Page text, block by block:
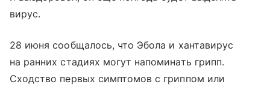
вирус.
28 июня сообщалось, что Эбола и хантавирус
на ранних стадиях могут напоминать грипп.
Сходство первых симптомов с гриппом или